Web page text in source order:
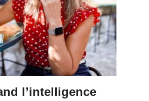
l’intelligence